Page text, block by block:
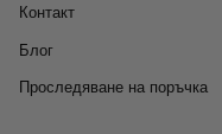
Контакт
Блог
Проследяване на поръчка